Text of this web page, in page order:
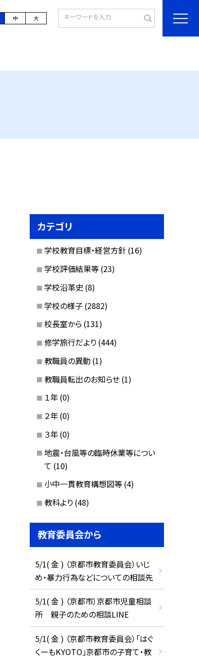
中 大
カテゴリ
学校教育目標・経営方針 (16)
学校評価結果等 (23)
学校沿革史 (8)
学校の様子 (2882)
校長室から (131)
修学旅行だより (444)
教職員の異動 (1)
教職員転出のお知らせ (1)
１年 (0)
２年 (0)
３年 (0)
地震・台風等の臨時休業等につい
て (10)
小中一貫教育構想図等 (4)
教科より (48)
教育委員会から
5/1( 金 ) （京都市教育委員会）いじ
め・暴力行為などについての相談先
5/1( 金 ) （京都市）京都市児童相談
所 親子のための相談LINE
5/1( 金 ) （京都市教育委員会）「はぐ
くーもKYOTO」京都市の子育て・教